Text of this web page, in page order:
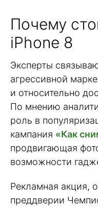
Почему
iPhone 8
Эксперты
агрессивной
и относительно
По мнению
роль в
кампания «Как
продвигающая
возможности
Рекламная акция,
преддверии